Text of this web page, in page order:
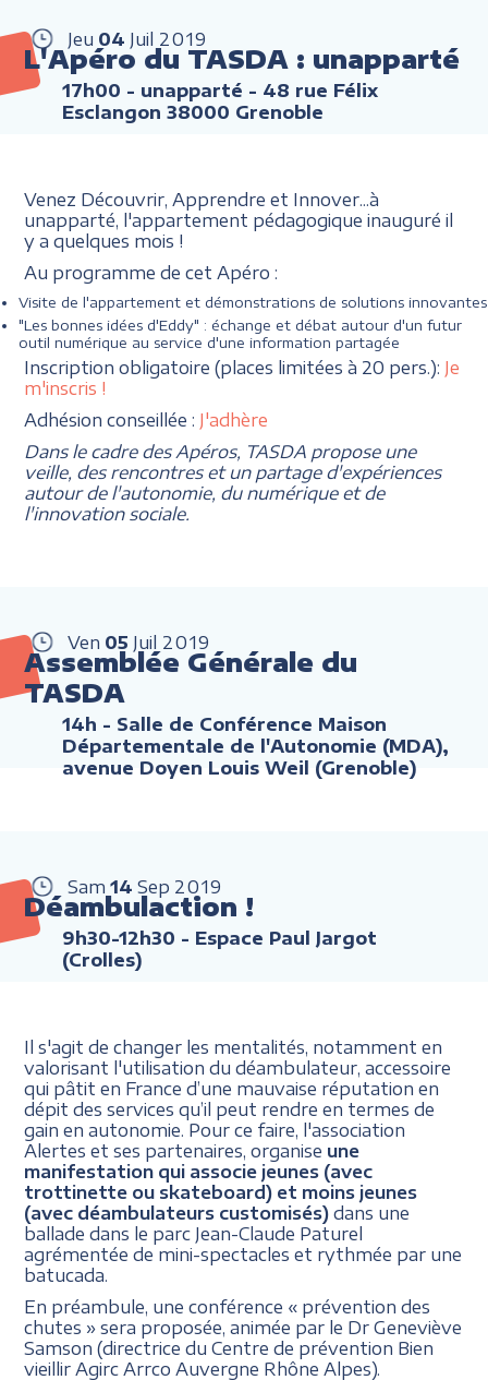
Jeu 04 Juil 2019
L'Apéro du TASDA : unapparté
17h00 - unapparté - 48 rue Félix
Esclangon 38000 Grenoble
Venez Découvrir, Apprendre et Innover...à
unapparté, l'appartement pédagogique inauguré il
y a quelques mois !
Au programme de cet Apéro :
Visite de l'appartement et démonstrations de solutions innovantes
"Les bonnes idées d'Eddy" : échange et débat autour d'un futur
outil numérique au service d'une information partagée
Inscription obligatoire (places limitées à 20 pers.): Je
m'inscris !
Adhésion conseillée : J'adhère
Dans le cadre des Apéros, TASDA propose une
veille, des rencontres et un partage d'expériences
autour de l'autonomie, du numérique et de
l'innovation sociale.
Ven 05 Juil 2019
Assemblée Générale du
TASDA
14h - Salle de Conférence Maison
Départementale de l'Autonomie (MDA),
avenue Doyen Louis Weil (Grenoble)
Sam 14 Sep 2019
Déambulaction !
9h30-12h30 - Espace Paul Jargot
(Crolles)
Il s'agit de changer les mentalités, notamment en
valorisant l'utilisation du déambulateur, accessoire
qui pâtit en France d’une mauvaise réputation en
dépit des services qu’il peut rendre en termes de
gain en autonomie. Pour ce faire, l'association
Alertes et ses partenaires, organise une
manifestation qui associe jeunes (avec
trottinette ou skateboard) et moins jeunes
(avec déambulateurs customisés) dans une
ballade dans le parc Jean-Claude Paturel
agrémentée de mini-spectacles et rythmée par une
batucada.
En préambule, une conférence « prévention des
chutes » sera proposée, animée par le Dr Geneviève
Samson (directrice du Centre de prévention Bien
vieillir Agirc Arrco Auvergne Rhône Alpes).